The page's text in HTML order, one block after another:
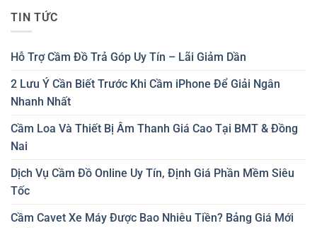
TIN TỨC
Hỗ Trợ Cầm Đồ Trả Góp Uy Tín – Lãi Giảm Dần
2 Lưu Ý Cần Biết Trước Khi Cầm iPhone Để Giải Ngân
Nhanh Nhất
Cầm Loa Và Thiết Bị Âm Thanh Giá Cao Tại BMT & Đồng
Nai
Dịch Vụ Cầm Đồ Online Uy Tín, Định Giá Phần Mềm Siêu
Tốc
Cầm Cavet Xe Máy Được Bao Nhiêu Tiền? Bảng Giá Mới